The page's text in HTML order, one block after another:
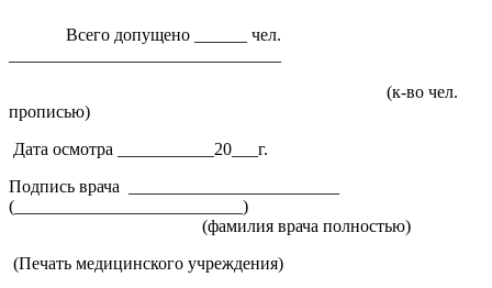
Всего допущено ______ чел.
(к-во чел.
прописью)
Дата осмотра ___________20___г.
Подпись врача ________________________
(фамилия врача полностью)
(Печать медицинского учреждения)